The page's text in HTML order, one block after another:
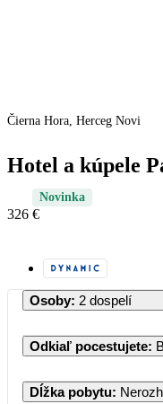
Čierna Hora, Herceg Novi
Hotel a kúpele
Novinka
326 €
Osoby: 2 dospelí
Odkiaľ pocestujete:
Dĺžka pobytu: